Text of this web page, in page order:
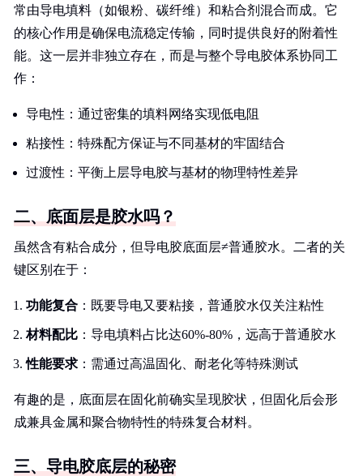
常由导电填料（如银粉、碳纤维）和粘合剂混合而成。它
的核心作用是确保电流稳定传输，同时提供良好的附着性
能。这一层并非独立存在，而是与整个导电胶体系协同工
作：
导电性：通过密集的填料网络实现低电阻
粘接性：特殊配方保证与不同基材的牢固结合
过渡性：平衡上层导电胶与基材的物理特性差异
二、底面层是胶水吗？
虽然含有粘合成分，但导电胶底面层≠普通胶水。二者的关
键区别在于：
功能复合 ：既要导电又要粘接，普通胶水仅关注粘性
材料配比 ：导电填料占比达60%-80%，远高于普通胶水
性能要求 ：需通过高温固化、耐老化等特殊测试
有趣的是，底面层在固化前确实呈现胶状，但固化后会形
成兼具金属和聚合物特性的特殊复合材料。
三、导电胶底层的秘密